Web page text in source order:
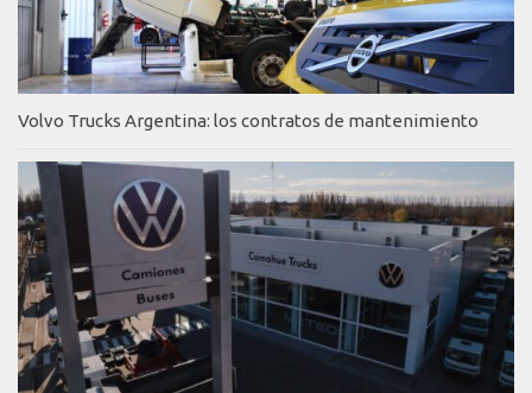
Volvo Trucks Argentina: los contratos de mantenimiento